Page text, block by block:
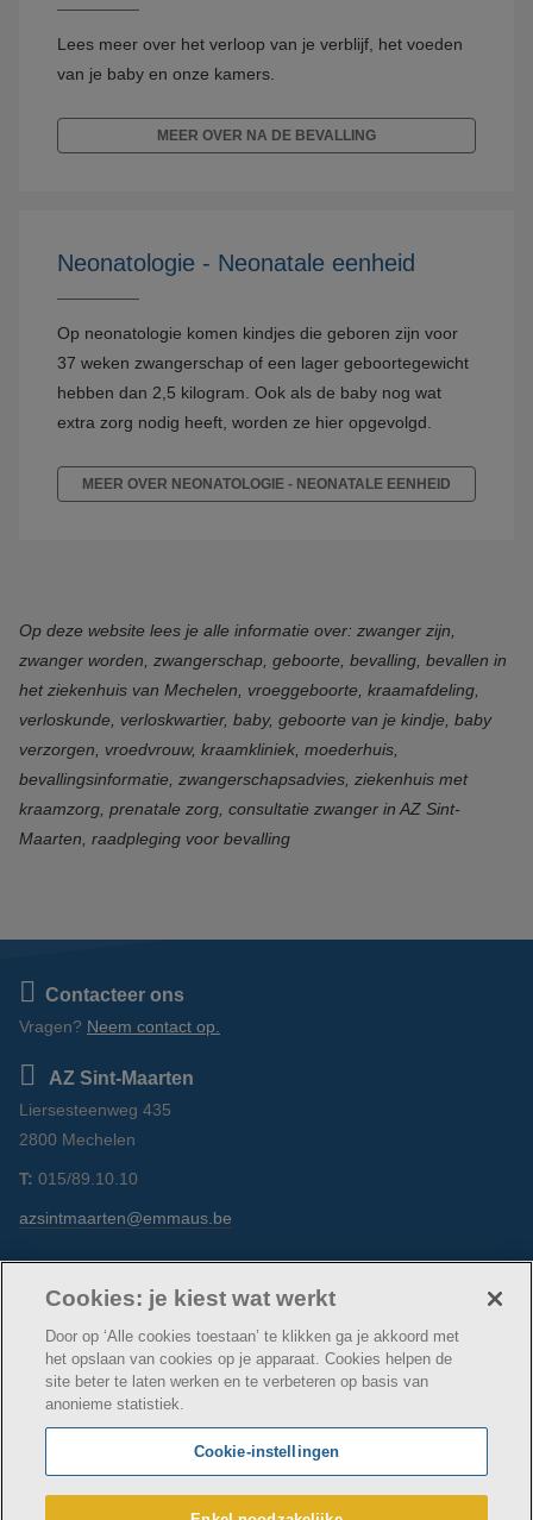
Lees meer over het verloop van je verblijf, het voeden
van je baby en onze kamers.
MEER OVER NA DE BEVALLING
Neonatologie - Neonatale eenheid
Op neonatologie komen kindjes die geboren zijn voor
37 weken zwangerschap of een lager geboortegewicht
hebben dan 2,5 kilogram. Ook als de baby nog wat
extra zorg nodig heeft, worden ze hier opgevolgd.
MEER OVER NEONATOLOGIE - NEONATALE EENHEID
Op deze website lees je alle informatie over: zwanger zijn,
zwanger worden, zwangerschap, geboorte, bevalling, bevallen in
het ziekenhuis van Mechelen, vroeggeboorte, kraamafdeling,
verloskunde, verloskwartier, baby, geboorte van je kindje, baby
verzorgen, vroedvrouw, kraamkliniek, moederhuis,
bevallingsinformatie, zwangerschapsadvies, ziekenhuis met
kraamzorg, prenatale zorg, consultatie zwanger in AZ Sint-
Maarten, raadpleging voor bevalling
Contacteer ons
Vragen? Neem contact op.
AZ Sint-Maarten
Liersesteenweg 435
2800 Mechelen
T: 015/89.10.10
azsintmaarten@emmaus.be
sint-maarten/
© AZ Sint-Maarten
Cookie verklaring
Privacybeleid
Webtoegankelijkheidsverklaring
AZ Sint-Maarten maakt deel uit van
Cookies: je kiest wat werkt
Door op ‘Alle cookies toestaan’ te klikken ga je akkoord met
het opslaan van cookies op je apparaat. Cookies helpen de
site beter te laten werken en te verbeteren op basis van
anonieme statistiek.
Cookie-instellingen